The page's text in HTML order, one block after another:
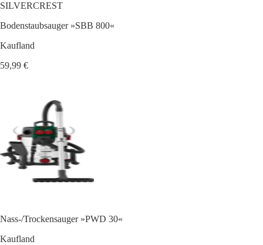
SILVERCREST
Bodenstaubsauger »SBB 800«
Kaufland
59,99 €
Nass-/Trockensauger »PWD 30«
Kaufland